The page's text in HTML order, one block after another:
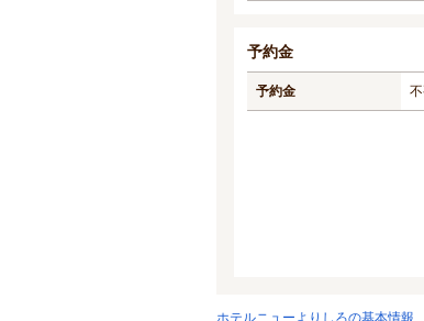
予約金
予約金
ホテルニューよりしろの基本情報